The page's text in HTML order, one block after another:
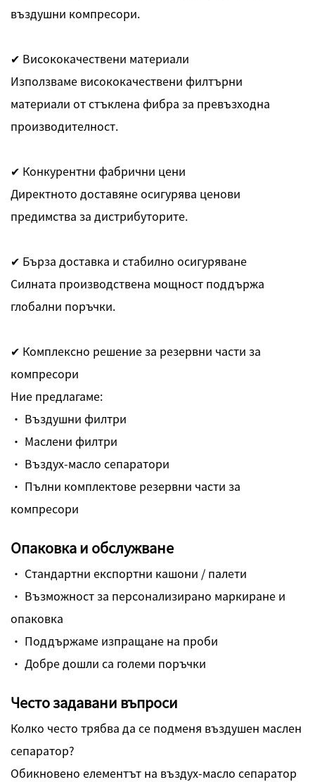
въздушни компресори.
✔ Висококачествени материали
Използваме висококачествени филтърни
материали от стъклена фибра за превъзходна
производителност.
✔ Конкурентни фабрични цени
Директното доставяне осигурява ценови
предимства за дистрибуторите.
✔ Бърза доставка и стабилно осигуряване
Силната производствена мощност поддържа
глобални поръчки.
✔ Комплексно решение за резервни части за
компресори
Ние предлагаме:
· Въздушни филтри
· Маслени филтри
· Въздух-масло сепаратори
· Пълни комплектове резервни части за
компресори
Опаковка и обслужване
· Стандартни експортни кашони / палети
· Възможност за персонализирано маркиране и
опаковка
· Поддържаме изпращане на проби
· Добре дошли са големи поръчки
Често задавани въпроси
Колко често трябва да се подменя въздушен маслен
сепаратор?
Обикновено елементът на въздух-масло сепаратор